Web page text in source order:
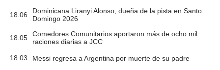
18:06
Dominicana Liranyi Alonso, dueña de la pista en Santo
Domingo 2026
18:05
Comedores Comunitarios aportaron más de ocho mil
raciones diarias a JCC
18:03 Messi regresa a Argentina por muerte de su padre